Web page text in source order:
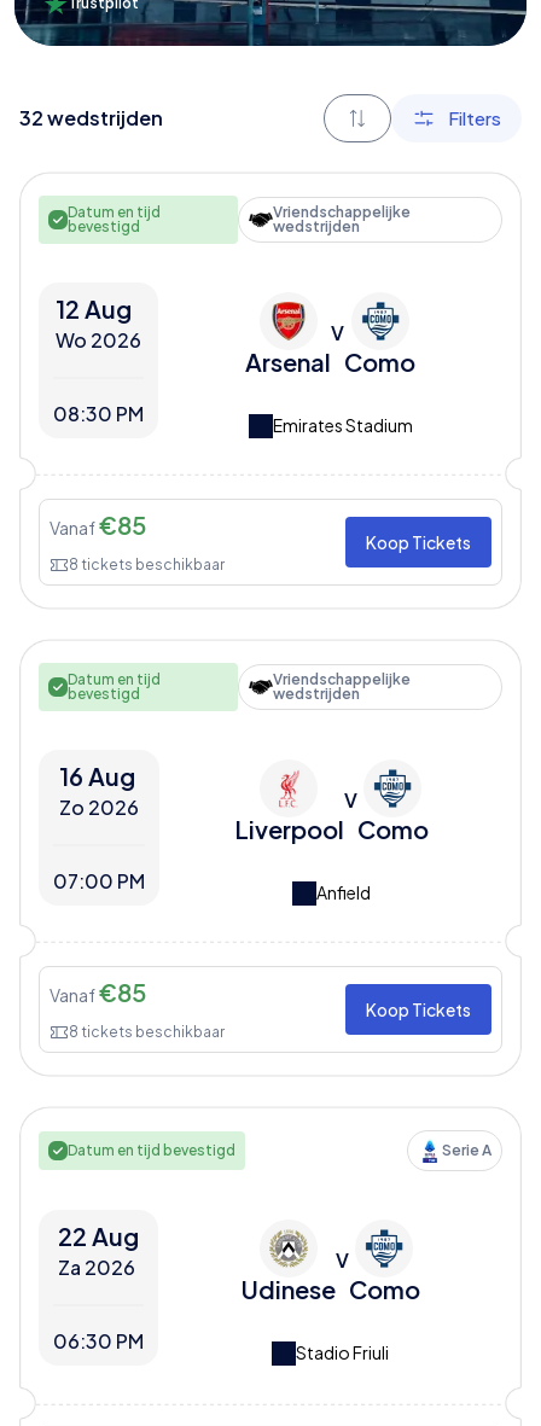
32wedstrijden Filters
Datum en tijd
bevestigd
Vriendschappelijke
wedstrijden
12 Aug
Wo 2026
08:30 PM
Arsenal
V
Como
Emirates Stadium
Vanaf€85
8 tickets beschikbaar
Koop Tickets
Datum en tijd
bevestigd
Vriendschappelijke
wedstrijden
16 Aug
Zo 2026
07:00 PM
Liverpool
V
Como
Anfield
Vanaf€85
8 tickets beschikbaar
Koop Tickets
Datum en tijd bevestigd Serie A
22 Aug
Za 2026
06:30 PM
Udinese
V
Como
Stadio Friuli